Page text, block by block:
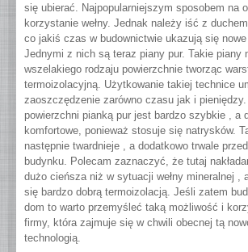
się ubierać. Najpopularniejszym sposobem na
korzystanie wełny. Jednak należy iść z
co jakiś czas w budownictwie ukazują się
Jednymi z nich są teraz piany pur. Takie piany
wszelakiego rodzaju powierzchnie tworząc
termoizolacyjną. Użytkowanie takiej technice
zaoszczędzenie zarówno czasu jak i
powierzchni pianką pur jest bardzo szybkie , a
komfortowe, ponieważ stosuje się natrysków.
następnie twardnieje , a dodatkowo trwale
budynku. Polecam zaznaczyć, że tutaj
dużo cieńsza niż w sytuacji wełny mineralnej ,
się bardzo dobrą termoizolacją. Jeśli zatem
dom to warto przemyśleć taką możliwość i
firmy, która zajmuje się w chwili obecnej tą
technologią.